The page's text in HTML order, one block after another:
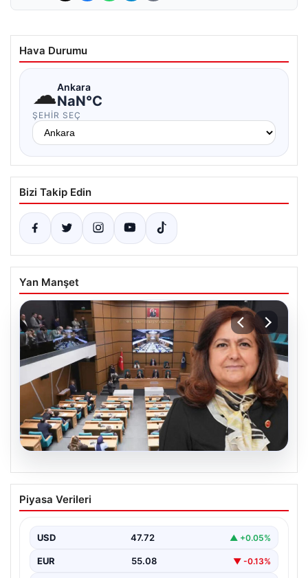
Hava Durumu
☁Ankara
NaN°C
ŞEHIR SEÇ
Bizi Takip Edin
Yan Manşet
05.08.2026
Üsküdar Belediyesi’nde başkanvekili
Sibel Tan Çetinkaya oldu
Piyasa Verileri
USD 47.72 ▲ +0.05%
EUR 55.08 ▼ -0.13%